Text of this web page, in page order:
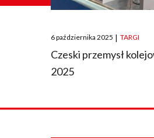
Posted
on
6 października 2025 | TARGI
Czeski przemysł
2025